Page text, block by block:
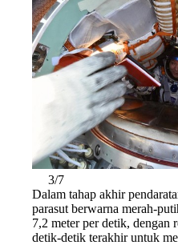
3/7
Dalam tahap akhir
parasut berwarna merah-
7,2 meter per detik, dengan
detik-detik terakhir untuk